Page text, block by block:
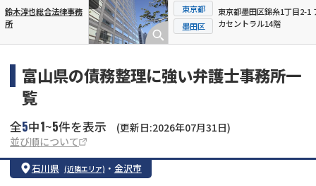
鈴木淳也総合法律事務
所
東京都
墨田区
東京都墨田区錦糸1丁目2-1
カセントラル14階
富山県の債務整理に強い弁護士事務所一
覧
全5中1~5件を表示
(更新日:2026年07月31日)
並び順について
石川県 (近隣エリア) ・ 金沢市